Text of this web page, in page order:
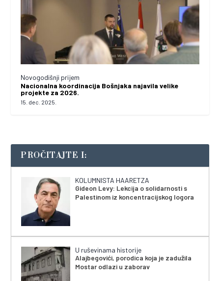
Novogodišnji prijem
Nacionalna koordinacija Bošnjaka najavila velike
projekte za 2026.
15. dec. 2025.
PROČITAJTE I:
KOLUMNISTA HAARETZA
Gideon Levy: Lekcija o solidarnosti s
Palestinom iz koncentracijskog logora
U ruševinama historije
Alajbegovići, porodica koja je zadužila
Mostar odlazi u zaborav